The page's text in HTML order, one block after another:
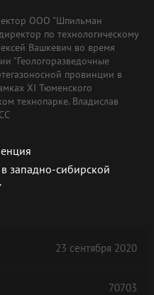
ООО "Шпильман
по технологическому
Вашкевич во время
"Геологоразведочные
провинции в
XI Тюменского
технопарке. Владислав
западно-сибирской
23 сентября 2020
70703